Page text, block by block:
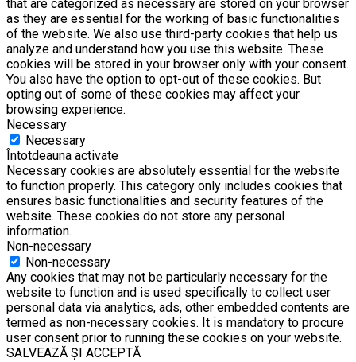
that are categorized as necessary are stored on your browser
as they are essential for the working of basic functionalities
of the website. We also use third-party cookies that help us
analyze and understand how you use this website. These
cookies will be stored in your browser only with your consent.
You also have the option to opt-out of these cookies. But
opting out of some of these cookies may affect your
browsing experience.
Necessary
Necessary
Întotdeauna activate
Necessary cookies are absolutely essential for the website
to function properly. This category only includes cookies that
ensures basic functionalities and security features of the
website. These cookies do not store any personal
information.
Non-necessary
Non-necessary
Any cookies that may not be particularly necessary for the
website to function and is used specifically to collect user
personal data via analytics, ads, other embedded contents are
termed as non-necessary cookies. It is mandatory to procure
user consent prior to running these cookies on your website.
SALVEAZĂ ȘI ACCEPTĂ